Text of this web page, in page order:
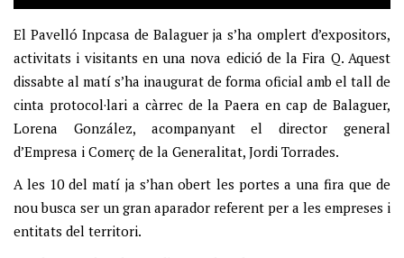
El Pavelló Inpcasa de Balaguer ja s’ha omplert d’expositors,
activitats i visitants en una nova edició de la Fira Q. Aquest
dissabte al matí s’ha inaugurat de forma oficial amb el tall de
cinta protocol·lari a càrrec de la Paera en cap de Balaguer,
Lorena González, acompanyant el director general
d’Empresa i Comerç de la Generalitat, Jordi Torrades.
A les 10 del matí ja s’han obert les portes a una fira que de
nou busca ser un gran aparador referent per a les empreses i
entitats del territori.